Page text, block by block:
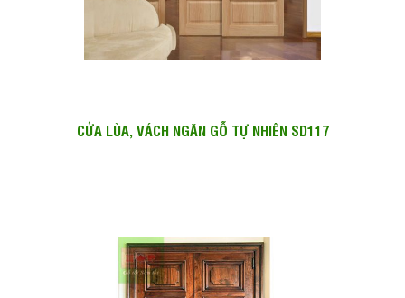
CỬA LÙA, VÁCH NGĂN GỖ TỰ NHIÊN SD117